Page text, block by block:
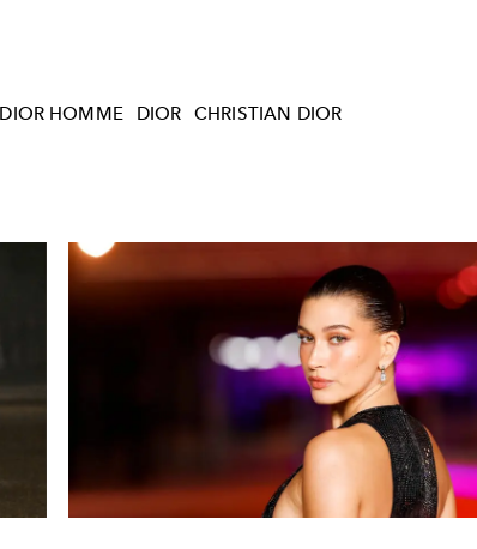
DIOR HOMME DIOR CHRISTIAN DIOR